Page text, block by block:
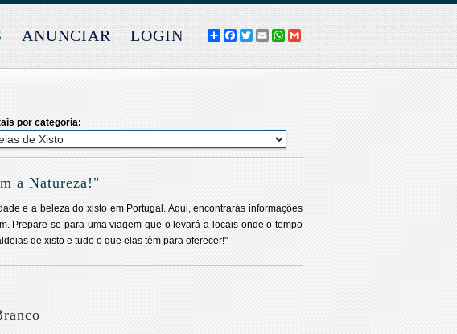
ANUNCIAR LOGIN COMPARTILHE
FACEBOOK
TWITTER
EMAIL
WHATSAPP
GMAIL
por categoria:
a Natureza!"
e a beleza do xisto em Portugal. Aqui, encontrarás informações
Prepare-se para uma viagem que o levará a locais onde o tempo
de xisto e tudo o que elas têm para oferecer!"